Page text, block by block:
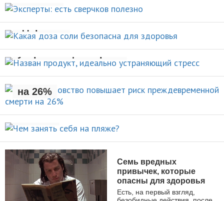
НОВОСТИ
Какая доза соли безопасна для
здоровья
НОВОСТИ
Назван продукт, идеально
устраняющий стресс
НОВОСТИ
Раннее отцовство повышает
риск преждевременной смерти
на 26%
НОВОСТИ
Чем занять себя на
пляже?
АКТИВНЫЙ ОТДЫХ
Семь вредных
привычек, которые
опасны для здоровья
Есть, на первый взгляд,